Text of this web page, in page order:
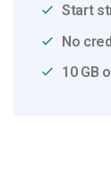
Start
No
10 GB